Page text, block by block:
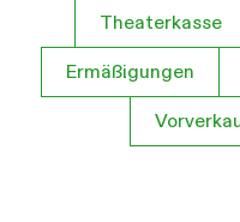
Theaterkasse
Ermäßigungen